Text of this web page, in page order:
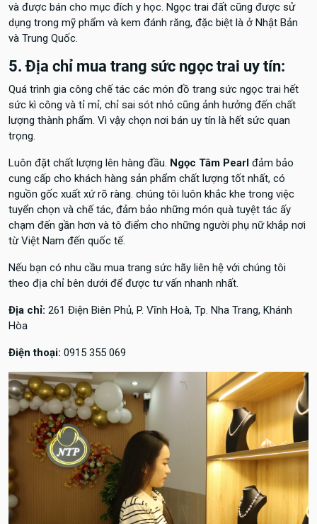
và được bán cho mục đích y học. Ngọc trai đất cũng được sử
dụng trong mỹ phẩm và kem đánh răng, đặc biệt là ở Nhật Bản
và Trung Quốc.
5. Địa chỉ mua trang sức ngọc trai uy tín:
Quá trình gia công chế tác các món đồ trang sức ngọc trai hết
sức kì công và tỉ mỉ, chỉ sai sót nhỏ cũng ảnh hưởng đến chất
lượng thành phẩm. Vì vậy chọn nơi bán uy tín là hết sức quan
trọng.
Luôn đặt chất lượng lên hàng đầu. Ngọc Tâm Pearl đảm bảo
cung cấp cho khách hàng sản phẩm chất lượng tốt nhất, có
nguồn gốc xuất xứ rõ ràng. chúng tôi luôn khắc khe trong việc
tuyển chọn và chế tác, đảm bảo những món quà tuyệt tác ấy
chạm đến gần hơn và tô điểm cho những người phụ nữ khắp nơi
từ Việt Nam đến quốc tế.
Nếu bạn có nhu cầu mua trang sức hãy liên hệ với chúng tôi
theo địa chỉ bên dưới để được tư vấn nhanh nhất.
Địa chỉ: 261 Điện Biên Phủ, P. Vĩnh Hoà, Tp. Nha Trang, Khánh
Hòa
Điện thoại: 0915 355 069